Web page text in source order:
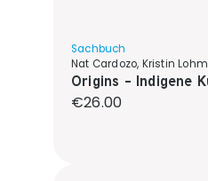
Sachbuch
Nat Cardozo, Kristin
Origins - Indigene
Regular price:
€26.00